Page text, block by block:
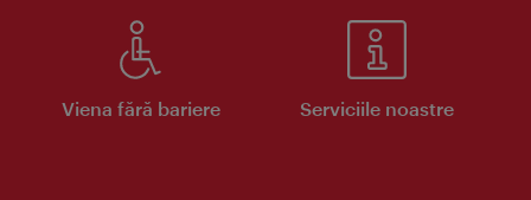
Viena fără bariere Serviciile noastre